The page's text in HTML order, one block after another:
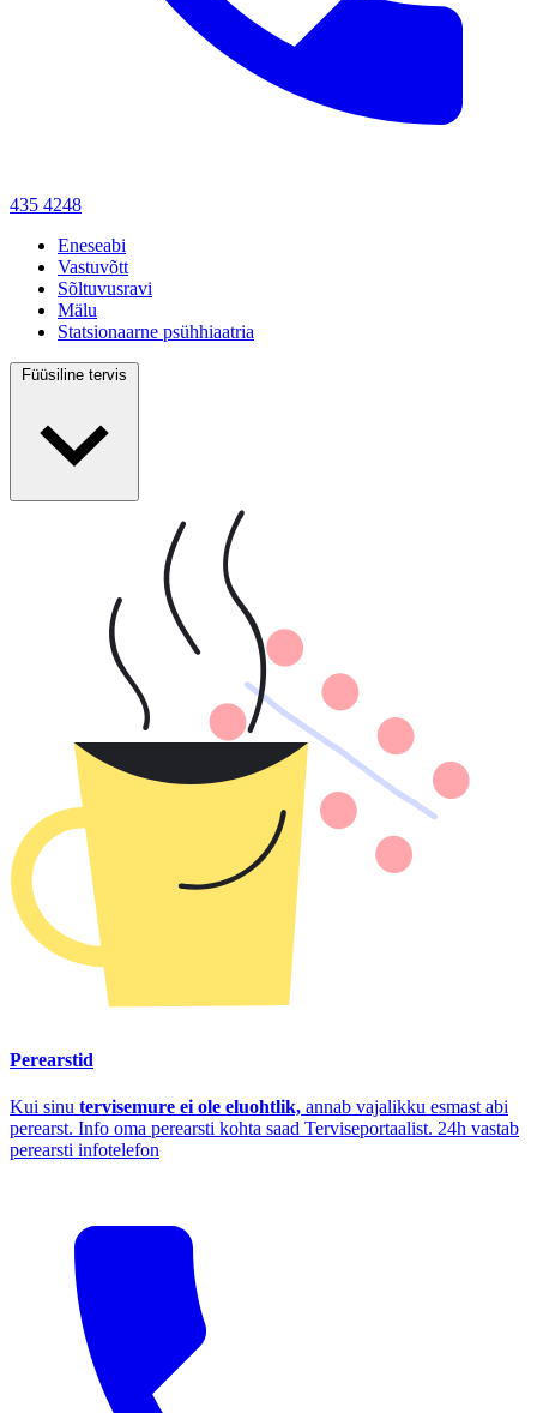
435 4248
Eneseabi
Vastuvõtt
Sõltuvusravi
Mälu
Statsionaarne psühhiaatria
Füüsiline tervis
Perearstid
Kui sinu tervisemure ei ole eluohtlik, annab vajalikku esmast abi
perearst. Info oma perearsti kohta saad Terviseportaalist. 24h vastab
perearsti infotelefon